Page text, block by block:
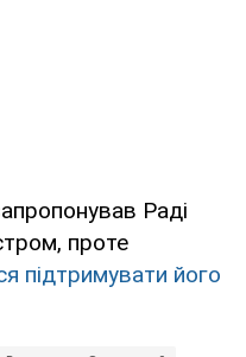
Раді
проте
підтримувати його